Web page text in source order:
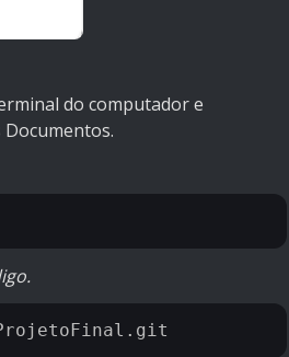
do computador e
Documentos.